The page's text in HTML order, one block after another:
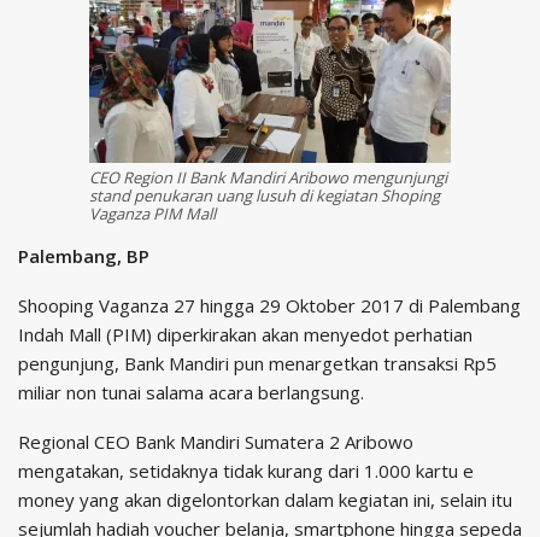
CEO Region II Bank Mandiri Aribowo mengunjungi
stand penukaran uang lusuh di kegiatan Shoping
Vaganza PIM Mall
Palembang, BP
Shooping Vaganza 27 hingga 29 Oktober 2017 di Palembang
Indah Mall (PIM) diperkirakan akan menyedot perhatian
pengunjung, Bank Mandiri pun menargetkan transaksi Rp5
miliar non tunai salama acara berlangsung.
Regional CEO Bank Mandiri Sumatera 2 Aribowo
mengatakan, setidaknya tidak kurang dari 1.000 kartu e
money yang akan digelontorkan dalam kegiatan ini, selain itu
sejumlah hadiah voucher belanja, smartphone hingga sepeda